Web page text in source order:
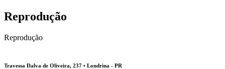
Reprodução
Reprodução
Travessa Dalva de Oliveira, 237 • Londrina - PR